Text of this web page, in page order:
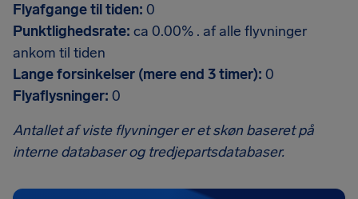
Flyafgange til tiden: 0
Punktlighedsrate: ca 0.00% . af alle flyvninger
ankom til tiden
Lange forsinkelser (mere end 3 timer): 0
Flyaflysninger: 0
Antallet af viste flyvninger er et skøn baseret på
interne databaser og tredjepartsdatabaser.